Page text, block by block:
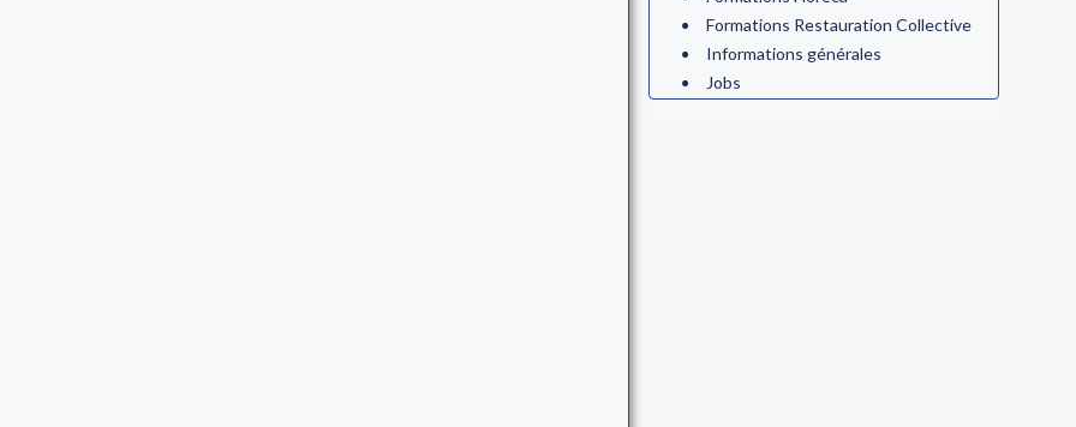
Formations Restauration Collective
Informations générales
Jobs